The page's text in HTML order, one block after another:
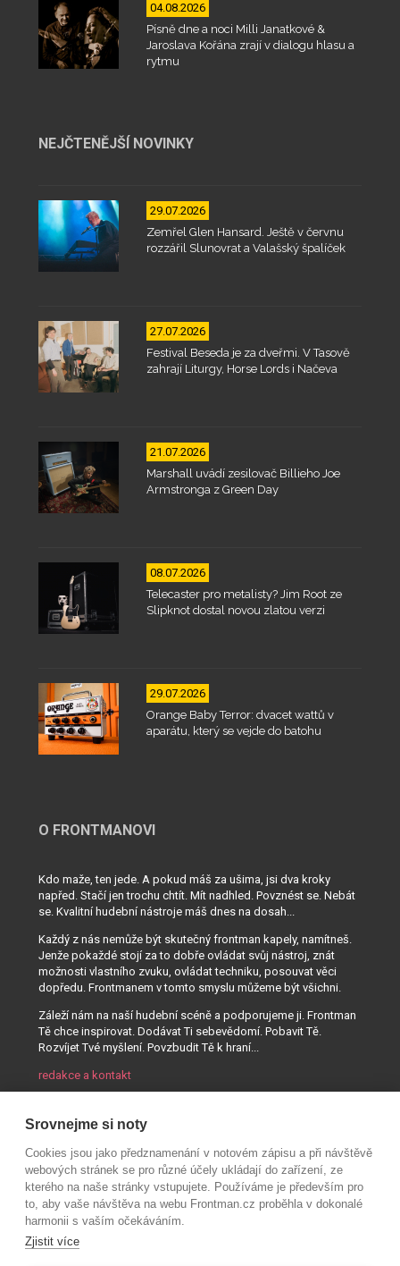
04.08.2026
Písně dne a noci Milli Janatkové &
Jaroslava Kořána zrají v dialogu hlasu a
rytmu
NEJČTENĚJŠÍ NOVINKY
29.07.2026
Zemřel Glen Hansard. Ještě v červnu
rozzářil Slunovrat a Valašský špalíček
27.07.2026
Festival Beseda je za dveřmi. V Tasově
zahrají Liturgy, Horse Lords i Načeva
21.07.2026
Marshall uvádí zesilovač Billieho Joe
Armstronga z Green Day
08.07.2026
Telecaster pro metalisty? Jim Root ze
Slipknot dostal novou zlatou verzi
29.07.2026
Orange Baby Terror: dvacet wattů v
aparátu, který se vejde do batohu
O FRONTMANOVI
Kdo maže, ten jede. A pokud máš za ušima, jsi dva kroky
napřed. Stačí jen trochu chtít. Mít nadhled. Povznést se. Nebát
se. Kvalitní hudební nástroje máš dnes na dosah...
Každý z nás nemůže být skutečný frontman kapely, namítneš.
Jenže pokaždé stojí za to dobře ovládat svůj nástroj, znát
možnosti vlastního zvuku, ovládat techniku, posouvat věci
dopředu. Frontmanem v tomto smyslu můžeme být všichni.
Záleží nám na naší hudební scéně a podporujeme ji. Frontman
Tě chce inspirovat. Dodávat Ti sebevědomí. Pobavit Tě.
Rozvíjet Tvé myšlení. Povzbudit Tě k hraní...
redakce a kontakt
Srovnejme si noty
Cookies jsou jako předznamenání v notovém zápisu a při návštěvě
webových stránek se pro různé účely ukládají do zařízení, ze
kterého na naše stránky vstupujete. Používáme je především pro
to, aby vaše návštěva na webu Frontman.cz proběhla v dokonalé
harmonii s vaším očekáváním.
Zjistit více